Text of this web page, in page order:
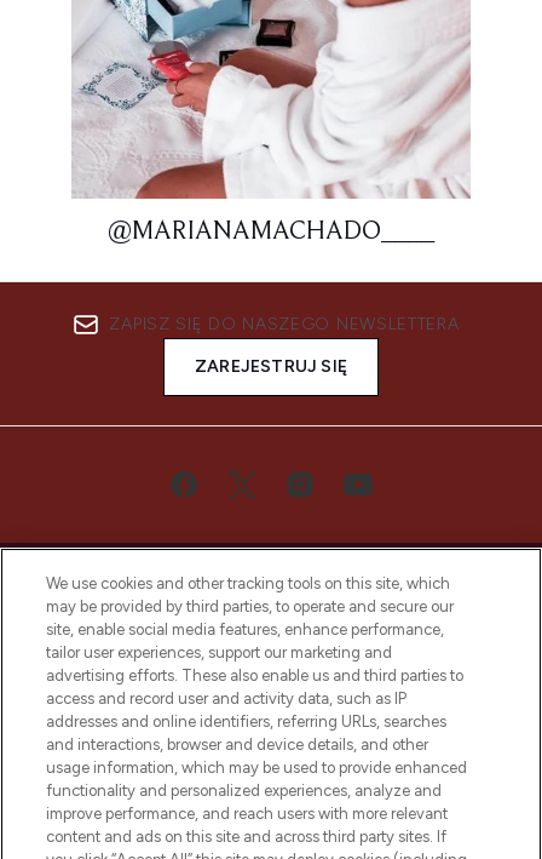
@MARIANAMACHADO____
ZAPISZ SIĘ DO NASZEGO NEWSLETTERA
ZAREJESTRUJ SIĘ
Bądź pierwszą osobą, która dowie się o
najnowszych produktach, od niszowych i
uznanych marek, sezonowych trendach i
otrzyma ekskluzywne artykuły redakcyjne
z Sunday Supplement.
Zgoda na pliki cookie
Do Not Sell or Share My Personal
We use cookies and other tracking tools on this site, which
may be provided by third parties, to operate and secure our
site, enable social media features, enhance performance,
tailor user experiences, support our marketing and
advertising efforts. These also enable us and third parties to
access and record user and activity data, such as IP
addresses and online identifiers, referring URLs, searches
and interactions, browser and device details, and other
usage information, which may be used to provide enhanced
functionality and personalized experiences, analyze and
improve performance, and reach users with more relevant
content and ads on this site and across third party sites. If